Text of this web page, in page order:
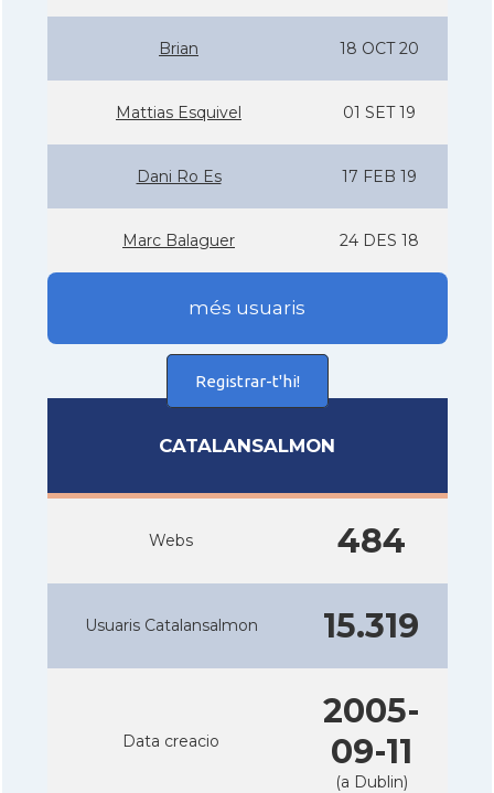
Brian 18 OCT 20
Mattias Esquivel 01 SET 19
Dani Ro Es 17 FEB 19
Marc Balaguer 24 DES 18
més usuaris
Registrar-t'hi!
CATALANSALMON
Webs 484
Usuaris Catalansalmon 15.319
Data creacio
2005-
09-11
(a Dublin)